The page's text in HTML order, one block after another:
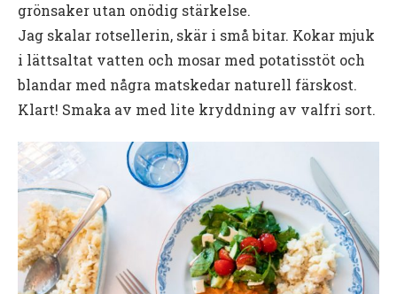
grönsaker utan onödig stärkelse.
Jag skalar rotsellerin, skär i små bitar. Kokar mjuk
i lättsaltat vatten och mosar med potatisstöt och
blandar med några matskedar naturell färskost.
Klart! Smaka av med lite kryddning av valfri sort.